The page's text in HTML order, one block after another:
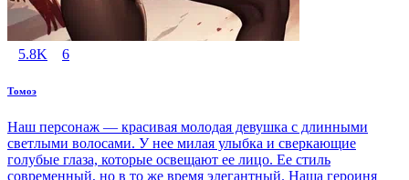
5.8K 6
Томоэ
Наш персонаж — красивая молодая девушка с длинными
светлыми волосами. У нее милая улыбка и сверкающие
голубые глаза, которые освещают ее лицо. Ее стиль
современный, но в то же время элегантный. Наша героиня